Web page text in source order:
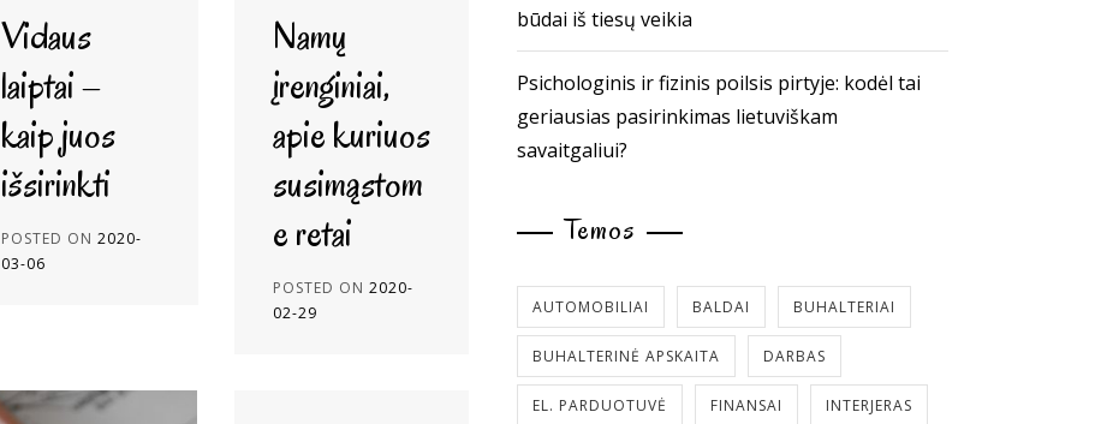
Vidaus
laiptai –
kaip juos
išsirinkti
POSTED ON2020-
03-06
Namų
įrenginiai,
apie kuriuos
susimąstom
e retai
POSTED ON 2020-
02-29
būdai iš tiesų veikia
Psichologinis ir fizinis poilsis pirtyje: kodėl tai
geriausias pasirinkimas lietuviškam
savaitgaliui?
Temos
AUTOMOBILIAI BALDAI BUHALTERIAI
BUHALTERINĖ APSKAITA DARBAS
EL. PARDUOTUVĖ FINANSAI INTERJERAS